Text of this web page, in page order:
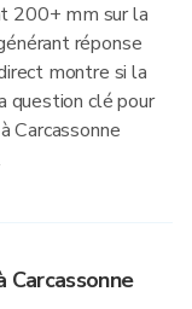
200+ mm sur la
réponse
montre si la
question clé pour
Carcassonne
Carcassonne